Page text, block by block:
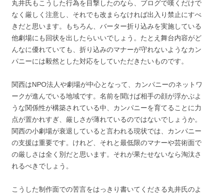
丸井氏もこうした行為を目撃したのなら、ブログで嘆くだけで
なく厳しく注意し、それでも改まらなければ出入り禁止にすべ
きだと思います。もちろん、バーター折り込みを実施している
他劇場にも回状を出したらいいでしょう。たとえ舞台内容がど
んなに優れていても、折り込みのマナーが守れないようなカン
パニーには毅然とした対応をしていただきたいものです。
関西はNPO法人や劇場が中心となって、カンパニーのネットワ
ークが進んでいる地域です。名前を聞けば相手の顔が浮かぶよ
うな関係性が構築されている中、カンパニーを育てることに力
点が置かれすぎ、厳しさが薄れているのではないでしょうか。
関西の小劇場が衰退していると言われる現状では、カンパニー
の支援は重要です。けれど、それと最低限のマナーや芸術面で
の厳しさは全く別だと思います。それが果たせないなら淘汰さ
れるべきでしょう。
こうした制作面での苦言をはっきり書いてくださる丸井氏のよ